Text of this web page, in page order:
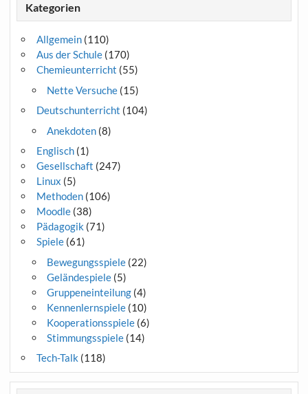
Kategorien
Allgemein(110)
Aus der Schule(170)
Chemieunterricht (55)
Nette Versuche(15)
Deutschunterricht (104)
Anekdoten(8)
Englisch(1)
Gesellschaft (247)
Linux (5)
Methoden(106)
Moodle(38)
Pädagogik (71)
Spiele(61)
Bewegungsspiele(22)
Geländespiele(5)
Gruppeneinteilung(4)
Kennenlernspiele(10)
Kooperationsspiele(6)
Stimmungsspiele(14)
Tech-Talk (118)